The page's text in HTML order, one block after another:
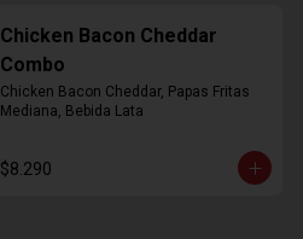
Chicken Bacon Cheddar
Combo
Chicken Bacon Cheddar, Papas Fritas
Mediana, Bebida Lata
$8.290